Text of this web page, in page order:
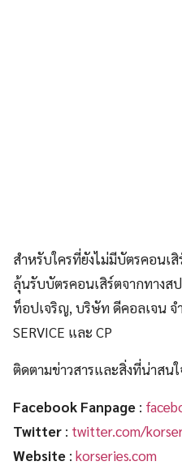
สำหรับใครที่ยังไม่มีบัตรคอนเ
ลุ้นรับบัตรคอนเสิร์ตจากทางส
ท็อปเจริญ, บริษัท ดีคอลเจน จ
SERVICE และ CP
ติดตามข่าวสารและสิ่งที่น่าสนใ
Facebook Fanpage :
Twitter : twitter.com/
Website : korseries.com